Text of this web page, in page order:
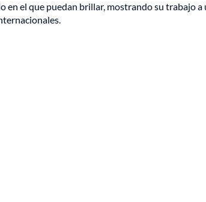
en el que puedan brillar, mostrando su trabajo a